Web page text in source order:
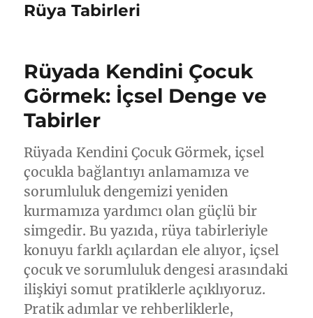
Rüya Tabirleri
Rüyada Kendini Çocuk
Görmek: İçsel Denge ve
Tabirler
Rüyada Kendini Çocuk Görmek, içsel
çocukla bağlantıyı anlamamıza ve
sorumluluk dengemizi yeniden
kurmamıza yardımcı olan güçlü bir
simgedir. Bu yazıda, rüya tabirleriyle
konuyu farklı açılardan ele alıyor, içsel
çocuk ve sorumluluk dengesi arasındaki
ilişkiyi somut pratiklerle açıklıyoruz.
Pratik adımlar ve rehberliklerle,